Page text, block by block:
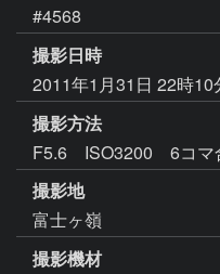
#4568
撮影日時
2011年1月31日 22時10
撮影方法
F5.6 ISO3200 6コマ
撮影地
富士ヶ嶺
撮影機材